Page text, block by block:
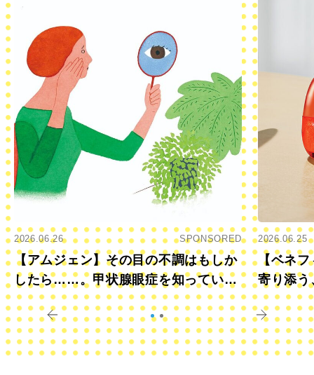
2026.06.26 SPONSORED
【アムジェン】その目の不調はもしか
したら……。甲状腺眼症を知っていま
すか？
2026.06.25
【ベネフ
寄り添う
きに